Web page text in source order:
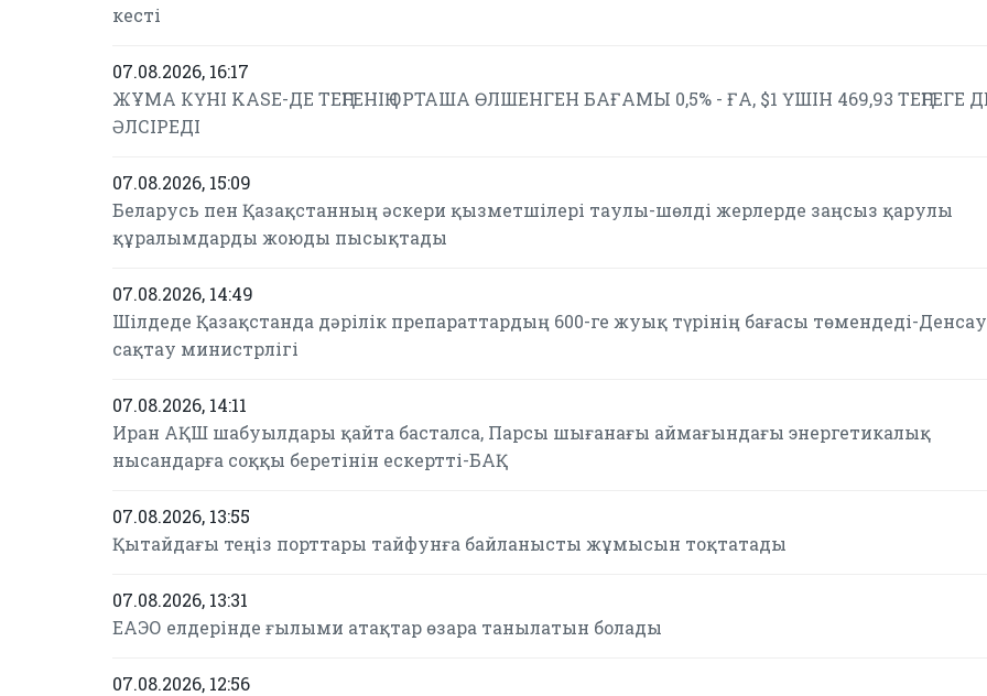
кесті
07.08.2026, 16:17
ЖҰМА КҮНІ KASE-ДЕ ТЕҢГЕНІҢ ОРТАША ӨЛШЕНГЕН БАҒАМЫ 0,5% - ҒА, $1 ҮШІН 469,93 ТЕҢГЕГЕ
ӘЛСІРЕДІ
07.08.2026, 15:09
Беларусь пен Қазақстанның әскери қызметшілері таулы-шөлді жерлерде заңсыз қарулы
құралымдарды жоюды пысықтады
07.08.2026, 14:49
Шілдеде Қазақстанда дәрілік препараттардың 600-ге жуық түрінің бағасы төмендеді-
сақтау министрлігі
07.08.2026, 14:11
Иран АҚШ шабуылдары қайта басталса, Парсы шығанағы аймағындағы энергетикалық
нысандарға соққы беретінін ескертті-БАҚ
07.08.2026, 13:55
Қытайдағы теңіз порттары тайфунға байланысты жұмысын тоқтатады
07.08.2026, 13:31
ЕАЭО елдерінде ғылыми атақтар өзара танылатын болады
07.08.2026, 12:56